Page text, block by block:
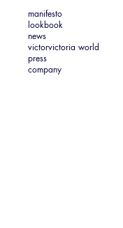
manifesto
lookbook
news
victorvictoria world
press
company